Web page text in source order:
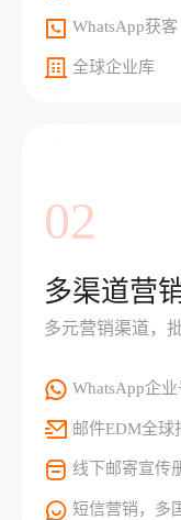
WhatsApp获客
全球企业库
02
多渠道营
多元营销渠道，
WhatsApp企
邮件EDM全球
线下邮寄宣传
短信营销，多